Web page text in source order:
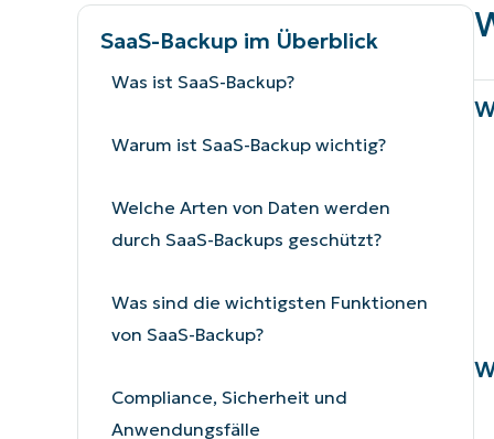
SaaS-Backup im Überblick
Was ist SaaS-Backup?
Warum ist SaaS-Backup wichtig?
Welche Arten von Daten werden
durch SaaS-Backups geschützt?
Was sind die wichtigsten Funktionen
von SaaS-Backup?
Compliance, Sicherheit und
Anwendungsfälle